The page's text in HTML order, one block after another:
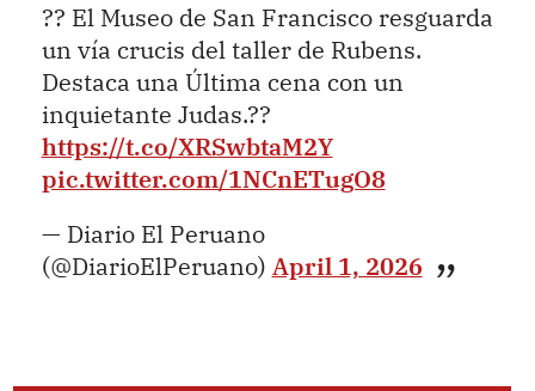
?? El Museo de San Francisco resguarda
un vía crucis del taller de Rubens.
Destaca una Última cena con un
inquietante Judas.??
https://t.co/XRSwbtaM2Y
pic.twitter.com/1NCnETugO8
— Diario El Peruano
(@DiarioElPeruano) April 1, 2026